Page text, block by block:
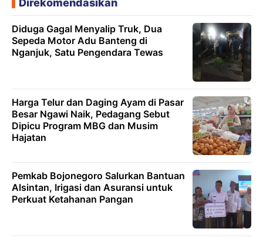
Diduga Gagal Menyalip Truk, Dua
Sepeda Motor Adu Banteng di
Nganjuk, Satu Pengendara Tewas
Harga Telur dan Daging Ayam di Pasar
Besar Ngawi Naik, Pedagang Sebut
Dipicu Program MBG dan Musim
Hajatan
Pemkab Bojonegoro Salurkan Bantuan
Alsintan, Irigasi dan Asuransi untuk
Perkuat Ketahanan Pangan